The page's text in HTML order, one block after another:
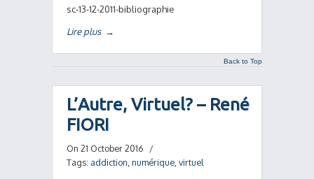
sc-13-12-2011-bibliographie
Lire plus →
Back to Top
L’Autre, Virtuel? – René
FIORI
On 21 October 2016
/
Tags: addiction numérique virtuel